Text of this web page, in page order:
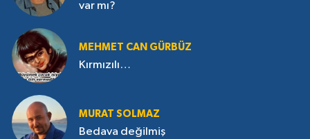
var mı?
MEHMET CAN GÜRBÜZ
Kırmızılı…
MURAT SOLMAZ
Bedava değilmiş